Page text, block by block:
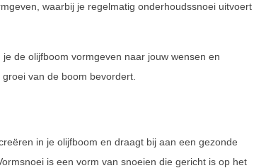
waarbij je regelmatig onderhoudssnoei uitvoert
de olijfboom vormgeven naar jouw wensen en
van de boom bevordert.
in je olijfboom en draagt bij aan een gezonde
is een vorm van snoeien die gericht is op het